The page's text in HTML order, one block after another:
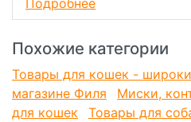
окончания приема пищи.
стороне коврика
салоне или стола в
Как использовать:
- Распакуйте лизательный
Похожие категории
Товары для кошек -
магазине Филя
Миски,
для кошек
Товары для